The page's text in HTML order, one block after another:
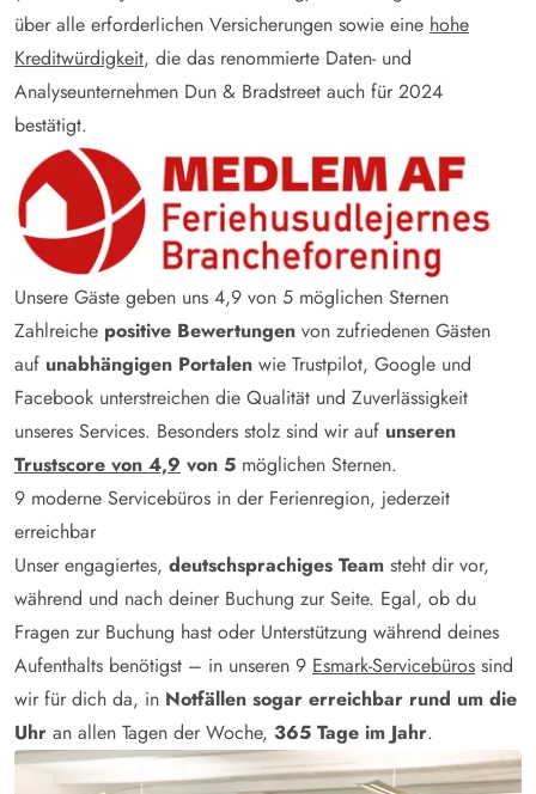
über alle erforderlichen Versicherungen sowie eine hohe
Kreditwürdigkeit, die das renommierte Daten- und
Analyseunternehmen Dun & Bradstreet auch für 2024
bestätigt.
Unsere Gäste geben uns 4,9 von 5 möglichen Sternen
Zahlreiche positive Bewertungen von zufriedenen Gästen
auf unabhängigen Portalen wie Trustpilot, Google und
Facebook unterstreichen die Qualität und Zuverlässigkeit
unseres Services. Besonders stolz sind wir auf unseren
Trustscore von 4,9 von 5 möglichen Sternen.
9 moderne Servicebüros in der Ferienregion, jederzeit
erreichbar
Unser engagiertes, deutschsprachiges Team steht dir vor,
während und nach deiner Buchung zur Seite. Egal, ob du
Fragen zur Buchung hast oder Unterstützung während deines
Aufenthalts benötigst – in unseren 9 Esmark-Servicebüros sind
wir für dich da, in Notfällen sogar erreichbar rund um die
Uhr an allen Tagen der Woche, 365 Tage im Jahr.